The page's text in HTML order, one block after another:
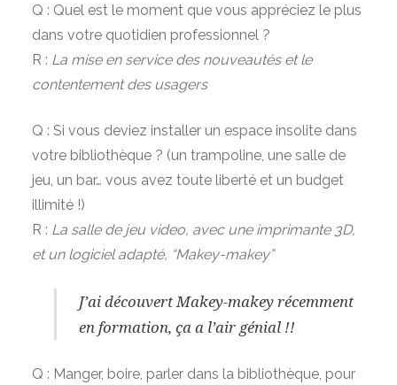
Q : Quel est le moment que vous appréciez le plus
dans votre quotidien professionnel ?
R : La mise en service des nouveautés et le
contentement des usagers
Q : Si vous deviez installer un espace insolite dans
votre bibliothèque ? (un trampoline, une salle de
jeu, un bar… vous avez toute liberté et un budget
illimité !)
R : La salle de jeu video, avec une imprimante 3D,
et un logiciel adapté, “Makey-makey”
J’ai découvert Makey-makey récemment
en formation, ça a l’air génial !!
Q : Manger, boire, parler dans la bibliothèque, pour